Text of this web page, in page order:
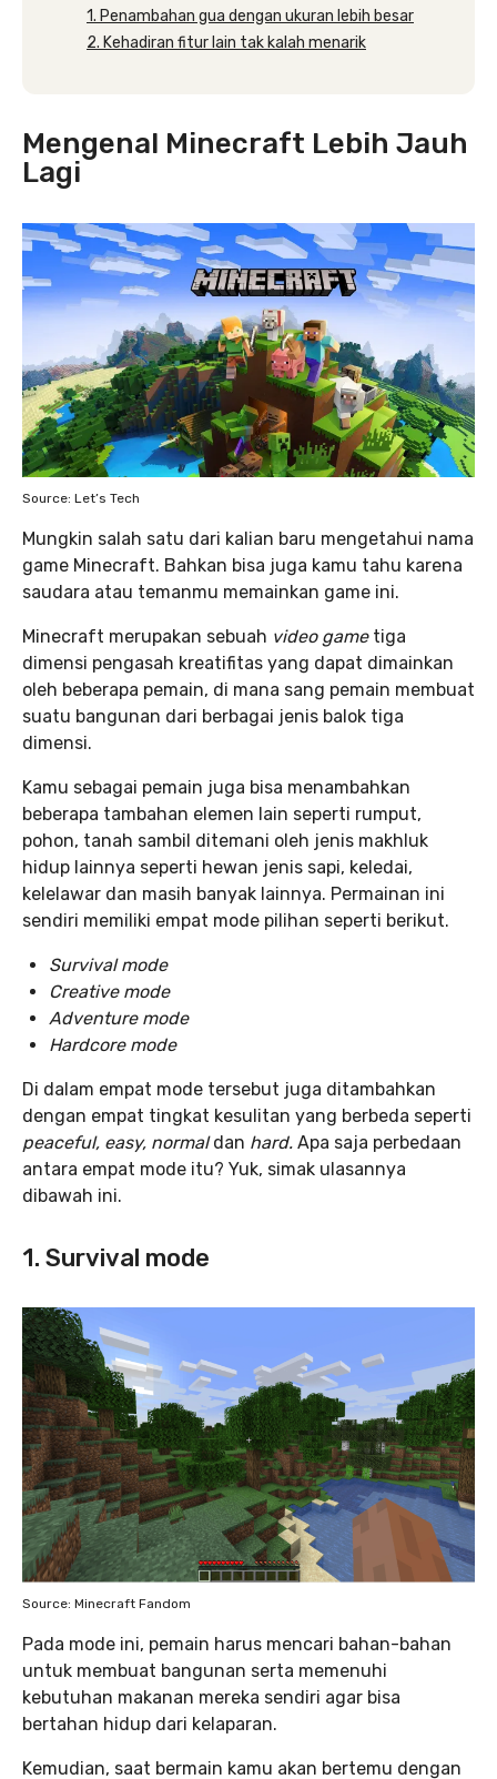
1. Penambahan gua dengan ukuran lebih besar
2. Kehadiran fitur lain tak kalah menarik
Mengenal Minecraft Lebih Jauh
Lagi
Source: Let’s Tech
Mungkin salah satu dari kalian baru mengetahui nama
game Minecraft. Bahkan bisa juga kamu tahu karena
saudara atau temanmu memainkan game ini.
Minecraft merupakan sebuah video gametiga
dimensi pengasah kreatifitas yang dapat dimainkan
oleh beberapa pemain, di mana sang pemain membuat
suatu bangunan dari berbagai jenis balok tiga
dimensi.
Kamu sebagai pemain juga bisa menambahkan
beberapa tambahan elemen lain seperti rumput,
pohon, tanah sambil ditemani oleh jenis makhluk
hidup lainnya seperti hewan jenis sapi, keledai,
kelelawar dan masih banyak lainnya. Permainan ini
sendiri memiliki empat mode pilihan seperti berikut.
Survival mode
Creative mode
Adventure mode
Hardcore mode
Di dalam empat mode tersebut juga ditambahkan
dengan empat tingkat kesulitan yang berbeda seperti
peaceful, easy, normaldan hard. Apa saja perbedaan
antara empat mode itu? Yuk, simak ulasannya
dibawah ini.
1. Survival mode
Source: Minecraft Fandom
Pada mode ini, pemain harus mencari bahan-bahan
untuk membuat bangunan serta memenuhi
kebutuhan makanan mereka sendiri agar bisa
bertahan hidup dari kelaparan.
Kemudian, saat bermain kamu akan bertemu dengan